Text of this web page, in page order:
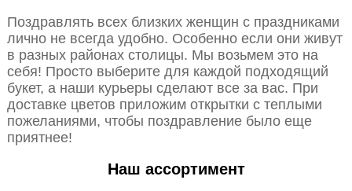
Поздравлять всех близких женщин с праздниками
лично не всегда удобно. Особенно если они живут
в разных районах столицы. Мы возьмем это на
себя! Просто выберите для каждой подходящий
букет, а наши курьеры сделают все за вас. При
доставке цветов приложим открытки с теплыми
пожеланиями, чтобы поздравление было еще
приятнее!
Наш ассортимент